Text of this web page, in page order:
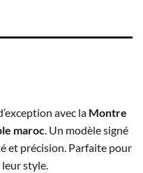
avec la Montre
maroc. Un modèle signé
et précision. Parfaite pour
style.